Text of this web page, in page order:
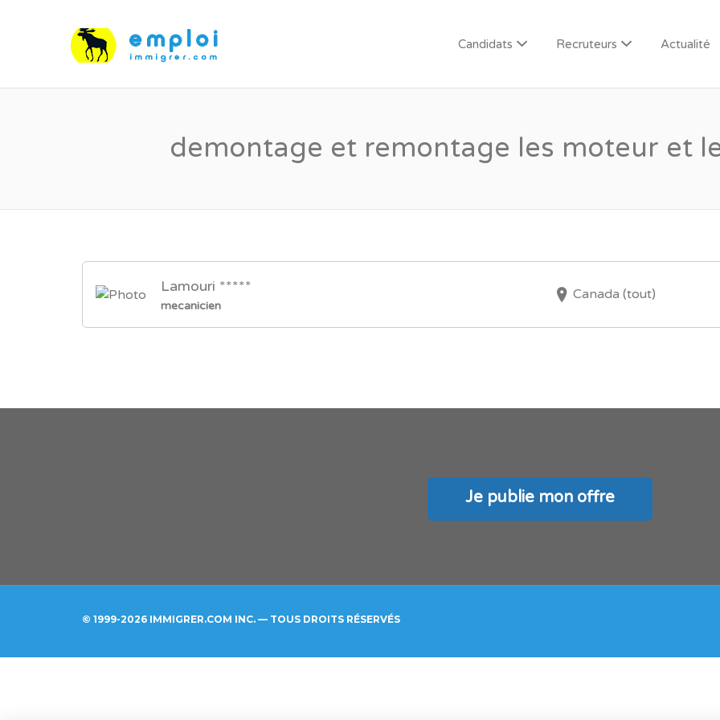
Candidats Recruteurs Actualité
demontage et remontage les moteur et
Lamouri *****
mecanicien
Canada (tout)
Je publie mon offre
© 1999-2026 IMMIGRER.COM INC. — TOUS DROITS RÉSERVÉS